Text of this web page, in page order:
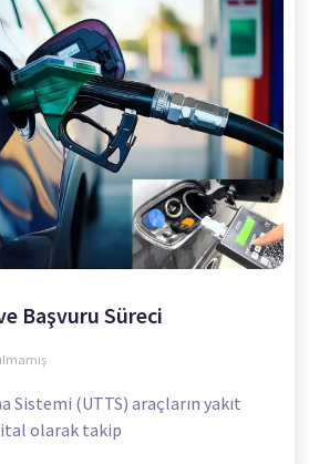
Başvuru Süreci
Sistemi (UTTS) araçların yakıt
olarak takip